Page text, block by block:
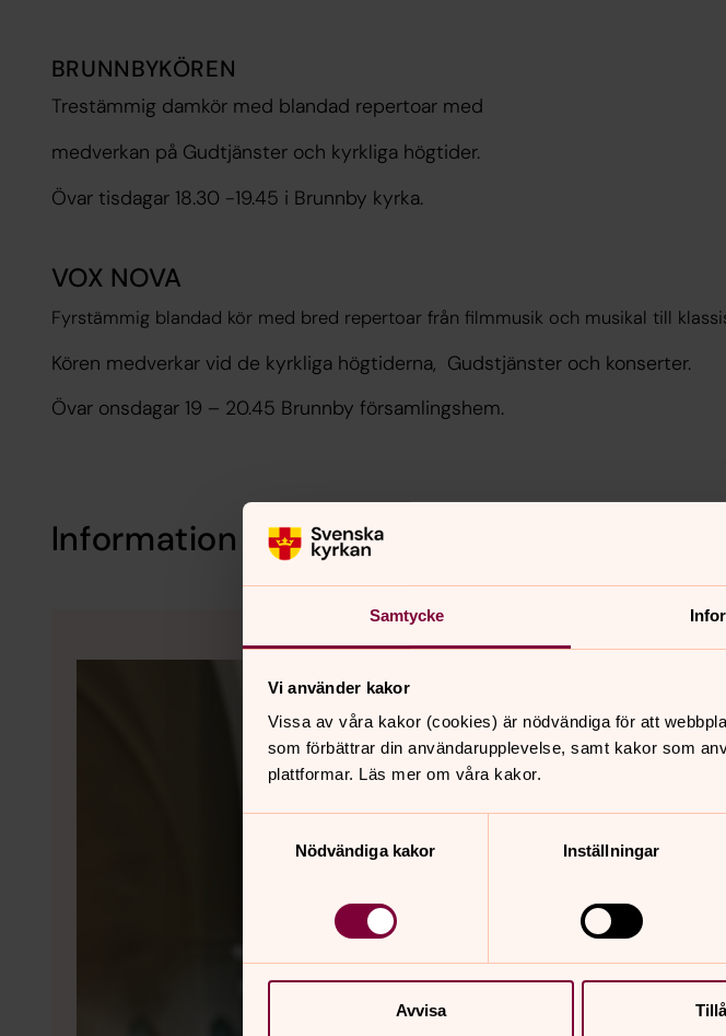
Samtycke
Vi använder kakor
Vissa av våra kakor (cookies) är nödvändiga för att
som förbättrar din användarupplevelse, samt kakor som
plattformar. Läs mer om våra kakor.
Nödvändiga kakor
Inställningar
Avvisa
BRUNNBYKÖREN
Trestämmig damkör med blandad repertoar med
medverkan på Gudtjänster och kyrkliga högtider.
Övar tisdagar 18.30 -19.45 i Brunnby kyrka.
VOX NOVA
Fyrstämmig blandad kör med bred repertoar från filmmusik och musikal till
Kören medverkar vid de kyrkliga högtiderna, Gudstjänster och konserter.
Övar onsdagar 19 – 20.45 Brunnby församlingshem.
Information